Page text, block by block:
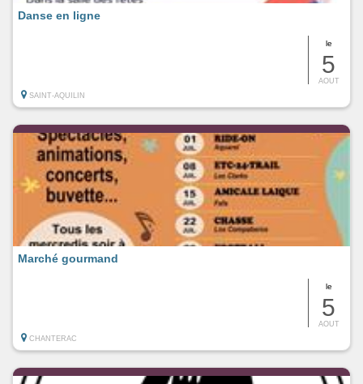
le
5
AOUT
Danse en ligne
SAINT-AQUILIN
le
5
AOUT
Marché gourmand
CHANTERAC